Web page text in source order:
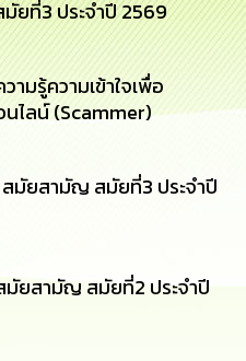
ยที่3 ประจำปี 2569
ามรู้ความเข้าใจเพื่อ
ไลน์ (Scammer)
สมัยสามัญ สมัยที่3 ประจำปี
มัยสามัญ สมัยที่2 ประจำปี